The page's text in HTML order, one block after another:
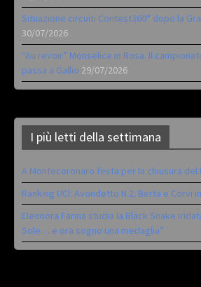
Situazione circuiti Contest360° dopo la
30/07/2026
“Au revoir” Monselice in Rosa. Il
passa a Gallio 29/07/2026
I più letti della settimana
A Montecoronaro festa per la chiusura del
Ranking UCI: Avondetto N.2. Berta e Corvi
Eleonora Farina studia la Black Snake
Sole… e ora sogno una medaglia”